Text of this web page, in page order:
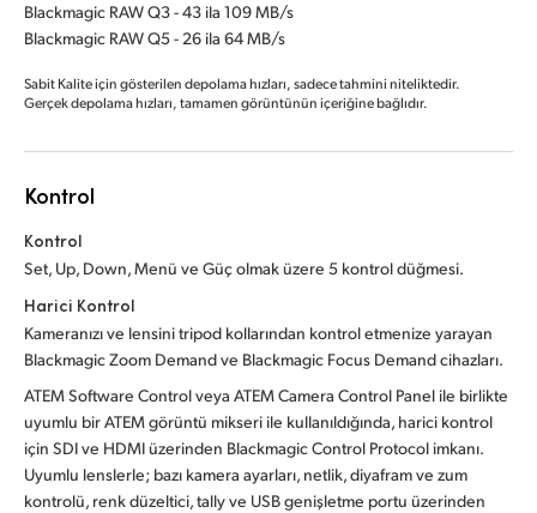
Blackmagic RAW Q3 - 43 ila 109 MB/s
Blackmagic RAW Q5 - 26 ila 64 MB/s
Sabit Kalite için gösterilen depolama hızları, sadece tahmini niteliktedir.
Gerçek depolama hızları, tamamen görüntünün içeriğine bağlıdır.
Kontrol
Kontrol
Set, Up, Down, Menü ve Güç olmak üzere 5 kontrol düğmesi.
Harici Kontrol
Kameranızı ve lensini tripod kollarından kontrol etmenize yarayan
Blackmagic Zoom Demand ve Blackmagic Focus Demand cihazları.
ATEM Software Control veya ATEM Camera Control Panel ile birlikte
uyumlu bir ATEM görüntü mikseri ile kullanıldığında, harici kontrol
için SDI ve HDMI üzerinden Blackmagic Control Protocol imkanı.
Uyumlu lenslerle; bazı kamera ayarları, netlik, diyafram ve zum
kontrolü, renk düzeltici, tally ve USB genişletme portu üzerinden